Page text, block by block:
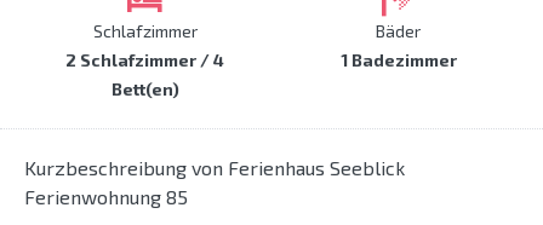
Schlafzimmer
2 Schlafzimmer / 4
Bett(en)
Bäder
1 Badezimmer
Kurzbeschreibung von Ferienhaus Seeblick
Ferienwohnung 85